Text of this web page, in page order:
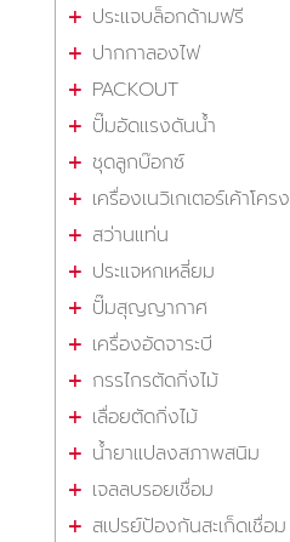
ประแจบล็อกด้ามฟรี
ปากกาลองไฟ
PACKOUT
ปั๊มอัดแรงดันน้ำ
ชุดลูกบ๊อกซ์
เครื่องเนวิเกเตอร์เค้าโครง
สว่านแท่น
ประแจหกเหลี่ยม
ปั๊มสุญญากาศ
เครื่องอัดจาระบี
กรรไกรตัดกิ่งไม้
เลื่อยตัดกิ่งไม้
น้ำยาแปลงสภาพสนิม
เจลลบรอยเชื่อม
สเปรย์ป้องกันสะเก็ดเชื่อม